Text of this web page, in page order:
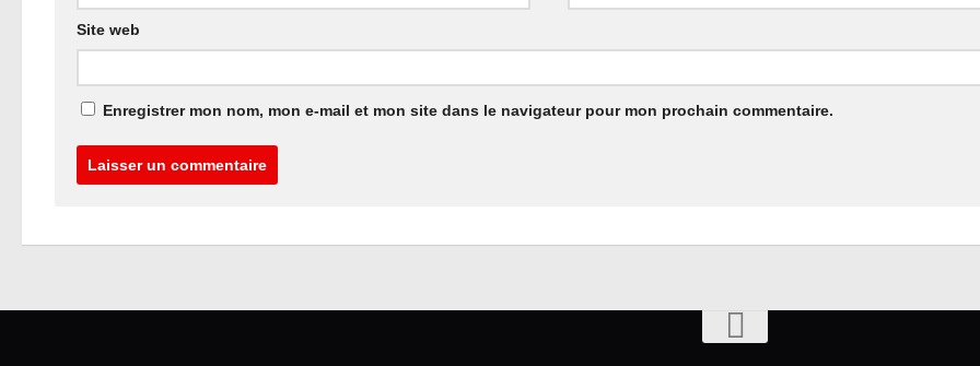
Site web
Enregistrer mon nom, mon e-mail et mon site dans le navigateur pour mon prochain commentaire.